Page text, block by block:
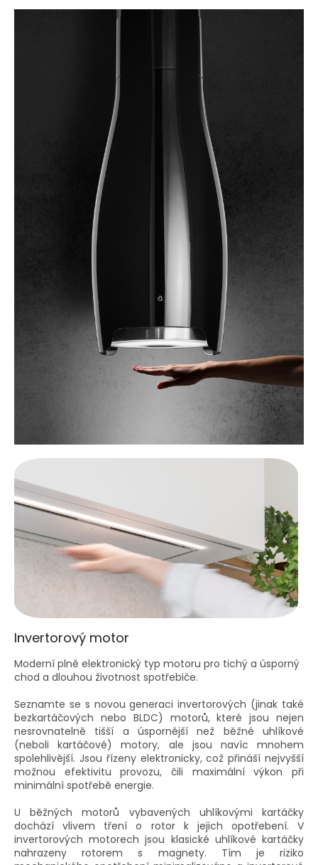
Invertorový motor
Moderní plně elektronický typ motoru pro tichý a úsporný
chod a dlouhou životnost spotřebiče.
Seznamte se s novou generaci invertorových (jinak také
bezkartáčových nebo BLDC) motorů, které jsou nejen
nesrovnatelně tišší a úspornější než běžné uhlíkové
(neboli kartáčové) motory, ale jsou navíc mnohem
spolehlivější. Jsou řízeny elektronicky, což přináší nejvyšší
možnou efektivitu provozu, čili maximální výkon při
minimální spotřebě energie.
U běžných motorů vybavených uhlíkovými kartáčky
dochází vlivem tření o rotor k jejich opotřebení. V
invertorových motorech jsou klasické uhlíkové kartáčky
nahrazeny rotorem s magnety. Tím je riziko